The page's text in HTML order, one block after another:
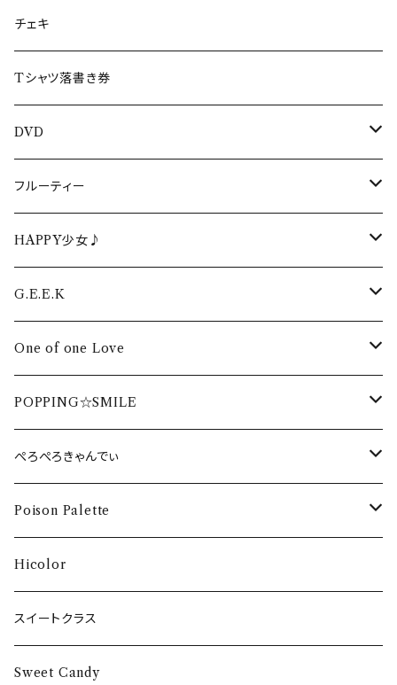
チェキ
Tシャツ落書き券
DVD
生誕DVD
生誕DVD2022
生誕DVD2021
周年・ワンマンDVD
周年・ワンマンDVD2022
周年・ワンマンDVD2021
イベントDVD
LIVEPRO FESTIVAL DVD
配信DVD 2020
卒業DVD
卒業DVD2022
卒業DVD2021
フルーティー
フルーティーCD
フルーティーTシャツ
フルーティータオル
DVD
HAPPY少女♪
HAPPY少女♪CD
HAPPY少女♪ タオル
HAPPY少女♪ Tシャツ
DVD
G.E.E.K
G.E.E.K CD
G.E.E.K Tシャツ
G.E.E.K タオル
DVD
One of one Love
One of one Love CD
One of one Love Tシャツ
One of one Love タオル
DVD
POPPING☆SMILE
POPPING☆SMILE Tシャツ
POPPING☆SMILE タオル
DVD
ぺろぺろきゃんでぃ
ぺろぺろきゃんでぃ Tシャツ
DVD
CD
Poison Palette
DVD
Hicolor
スイートクラス
Sweet Candy